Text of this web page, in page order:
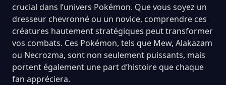
crucial dans l’univers Pokémon. Que vous soyez un
dresseur chevronné ou un novice, comprendre ces
créatures hautement stratégiques peut transformer
vos combats. Ces Pokémon, tels que Mew, Alakazam
ou Necrozma, sont non seulement puissants, mais
portent également une part d’histoire que chaque
fan appréciera.